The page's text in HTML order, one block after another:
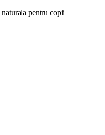
naturala pentru copii